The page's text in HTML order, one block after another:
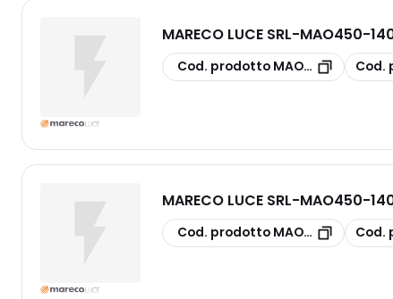
MARECO LUCE SRL-MAO450-
copiaCod. prodotto MAO450- copia
Cod.
MARECO LUCE SRL-MAO450-
copiaCod. prodotto MAO450- copia
Cod.